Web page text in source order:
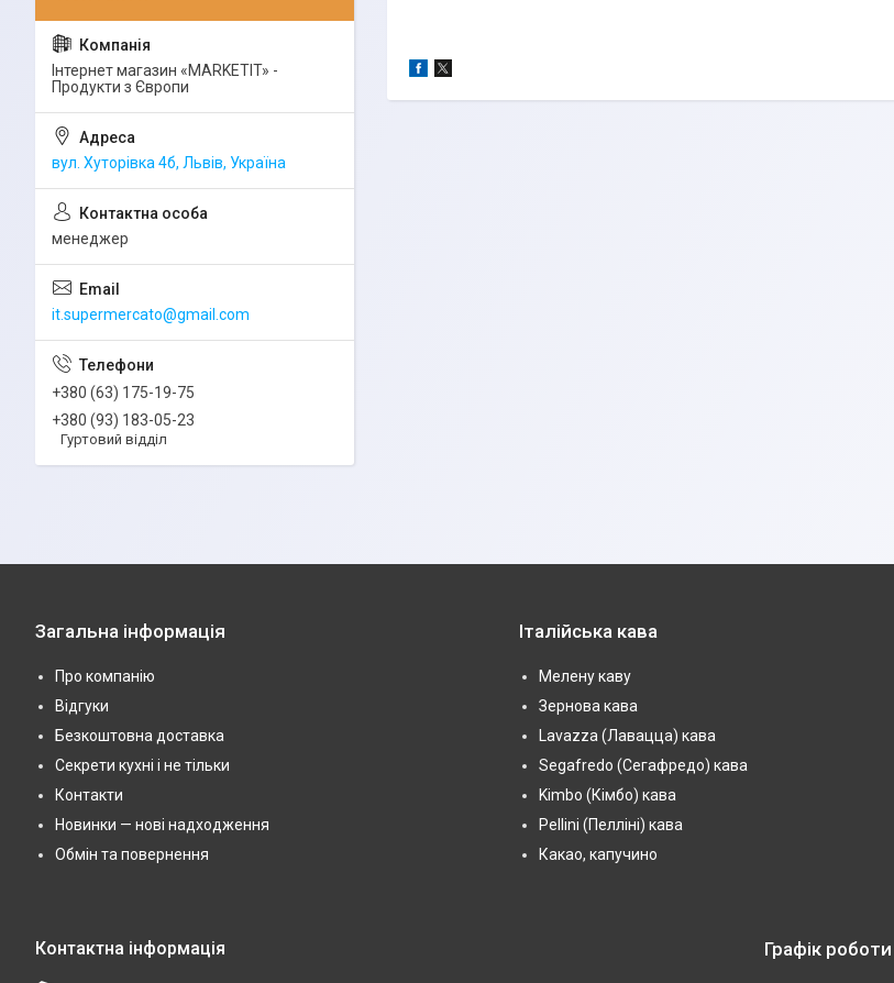
Інтернет магазин «MARKETIT» -
Продукти з Європи
вул. Хуторівка 4б, Львів, Україна
менеджер
it.supermercato@gmail.com
+380 (63) 175-19-75
+380 (93) 183-05-23
Гуртовий відділ
Загальна інформація
Про компанію
Відгуки
Безкоштовна доставка
Секрети кухні і не тільки
Контакти
Новинки — нові надходження
Обмін та повернення
Італійська кава
Мелену каву
Зернова кава
Lavazza (Лавацца) кава
Segafredo (Сегафредо) кава
Kimbo (Кімбо) кава
Pellini (Пелліні) кава
Какао, капучино
Графік роботи